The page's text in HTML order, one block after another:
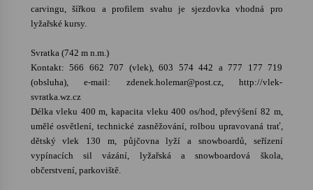
carvingu, šířkou a profilem svahu je sjezdovka vhodná pro
lyžařské kursy.
Svratka (742 m n.m.)
Kontakt: 566 662 707 (vlek), 603 574 442 a 777 177 719
(obsluha), e-mail: zdenek.holemar@post.cz, http://vlek-
svratka.wz.cz
Délka vleku 400 m, kapacita vleku 400 os/hod, převýšení 82 m,
umělé osvětlení, technické zasněžování, rolbou upravovaná trať,
dětský vlek 130 m, půjčovna lyží a snowboardů, seřízení
vypínacích sil vázání, lyžařská a snowboardová škola,
občerstvení, parkoviště.